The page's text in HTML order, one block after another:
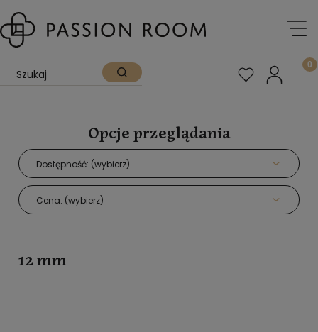
Opcje przeglądania
Dostępność: (wybierz)
Cena: (wybierz)
12 mm